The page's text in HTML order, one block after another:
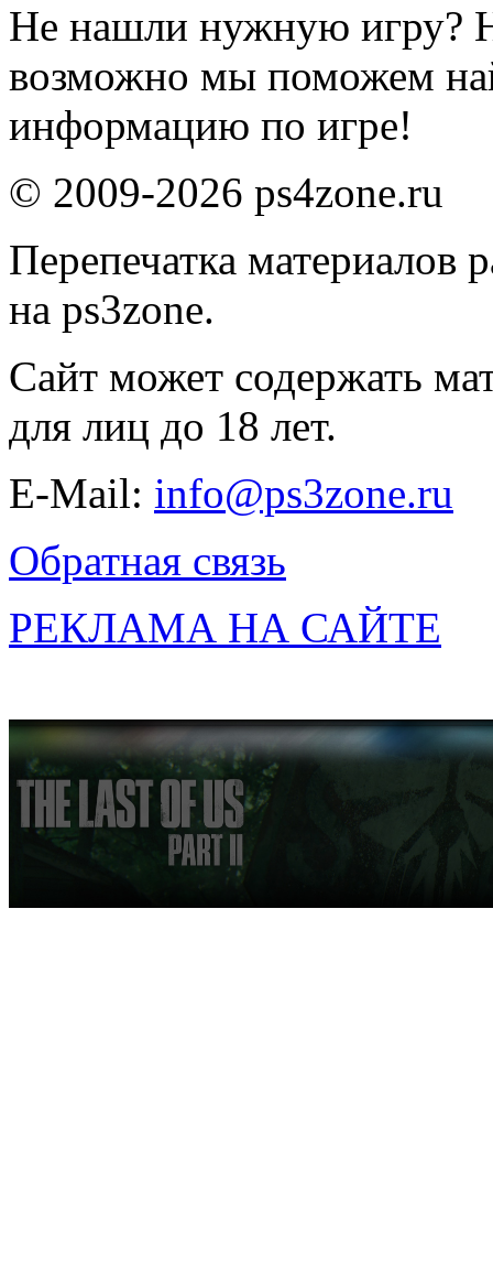
Не нашли нужную игру?
возможно мы поможем
информацию по игре!
© 2009-2026 ps4zone.ru
Перепечатка материалов
на ps3zone.
Сайт может содержать
для лиц до 18 лет.
E-Mail: info@ps3zone.ru
Обратная связь
РЕКЛАМА НА САЙТЕ